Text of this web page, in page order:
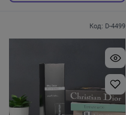
Код: D-4499